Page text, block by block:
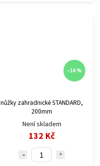
–14 %
nůžky zahradnické STANDARD,
200mm
Není skladem
132 Kč